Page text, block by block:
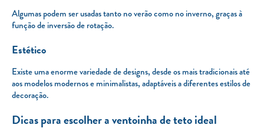
Algumas podem ser usadas tanto no verão como no inverno, graças à
função de inversão de rotação.
Estético
Existe uma enorme variedade de designs, desde os mais tradicionais até
aos modelos modernos e minimalistas, adaptáveis a diferentes estilos de
decoração.
Dicas para escolher a ventoinha de teto ideal